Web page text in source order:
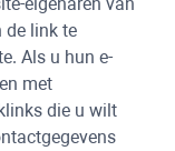
de link te
Als u hun e-
met
die u wilt